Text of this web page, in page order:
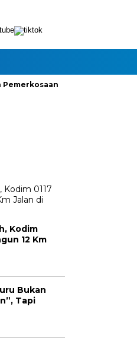
Kodim
12 Km
Bukan
Tapi